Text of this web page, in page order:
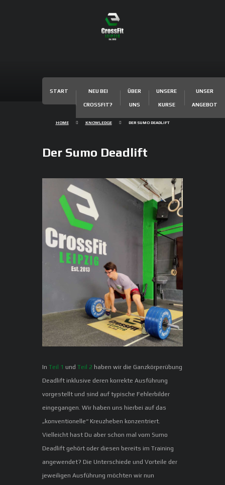
START NEU BEI
CROSSFIT?
ÜBER
UNS
UNSERE
KURSE
UNSER
ANGEBOT
HOME KNOWLEDGE DER SUMO DEADLIFT
Der Sumo Deadlift
In Teil 1 und Teil 2 haben wir die Ganzkörperübung
Deadlift inklusive deren korrekte Ausführung
vorgestellt und sind auf typische Fehlerbilder
eingegangen. Wir haben uns hierbei auf das
„konventionelle“ Kreuzheben konzentriert.
Vielleicht hast Du aber schon mal vom Sumo
Deadlift gehört oder diesen bereits im Training
angewendet? Die Unterschiede und Vorteile der
jeweiligen Ausführung möchten wir nun